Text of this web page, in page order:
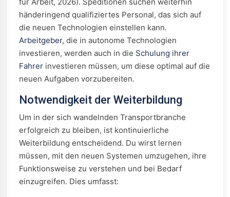
händeringend qualifiziertes Personal, das sich auf
die neuen Technologien einstellen kann.
Arbeitgeber, die in autonome Technologien
investieren, werden auch in die Schulung ihrer
Fahrer investieren müssen, um diese optimal auf die
neuen Aufgaben vorzubereiten.
Notwendigkeit der Weiterbildung
Um in der sich wandelnden Transportbranche
erfolgreich zu bleiben, ist kontinuierliche
Weiterbildung entscheidend. Du wirst lernen
müssen, mit den neuen Systemen umzugehen, ihre
Funktionsweise zu verstehen und bei Bedarf
einzugreifen. Dies umfasst: